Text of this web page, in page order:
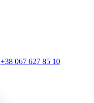
+38 067 627 85 10